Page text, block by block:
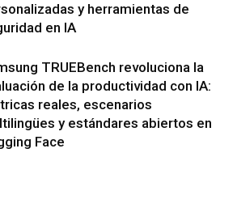
y herramientas de
en IA
TRUEBench revoluciona la
de la productividad con IA:
reales, escenarios
y estándares abiertos en
Face